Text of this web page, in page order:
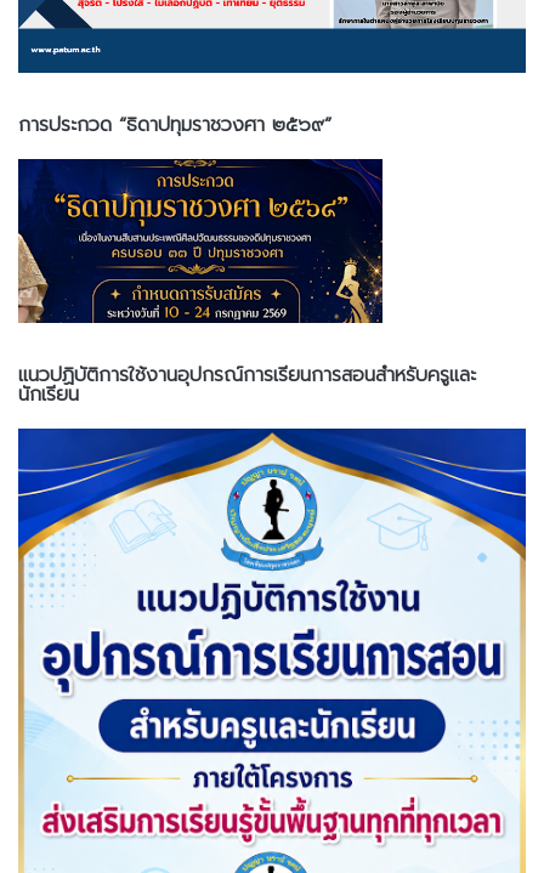
การประกวด “ธิดาปทุมราชวงศา ๒๕๖๙”
แนวปฏิบัติการใช้งานอุปกรณ์การเรียนการสอนสำหรับครูและ
นักเรียน